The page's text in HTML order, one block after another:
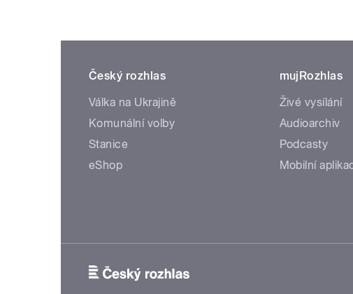
Český rozhlas
Válka na Ukrajině
Komunální volby
Stanice
eShop
mujRozhlas
Živé vysílání
Audioarchiv
Podcasty
Mobilní